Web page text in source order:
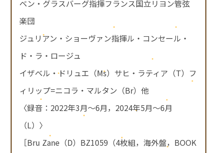
ベン・グラスバーグ指揮フランス国立リヨン管弦
楽団
ジュリアン・ショーヴァン指揮ル・コンセール・
ド・ラ・ロージュ
イザベル・ドリュエ（Ms）サヒ・ラティア（T）フ
ィリップ=ニコラ・マルタン（Br）他
〈録音：2022年3月～6月，2024年5月～6月
（L）〉
［Bru Zane（D）BZ1059（4枚組，海外盤，BOOK